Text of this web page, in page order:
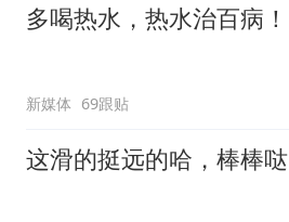
多喝热水，热水治百病！
新媒体 69跟贴
这滑的挺远的哈，棒棒哒